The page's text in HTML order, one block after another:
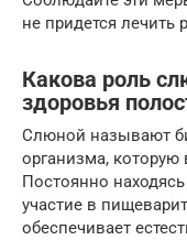
не придется лечить
Какова роль
здоровья
Слюной называют
организма,
Постоянно
участие в
обеспечивает